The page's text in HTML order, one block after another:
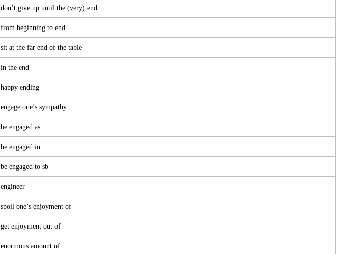
don’t give up until the (very) end
from beginning to end
sit at the far end of the table
in the end
happy ending
engage one’s sympathy
be engaged as
be engaged in
be engaged to sb
engineer
spoil one’s enjoyment of
get enjoyment out of
enormous amount of